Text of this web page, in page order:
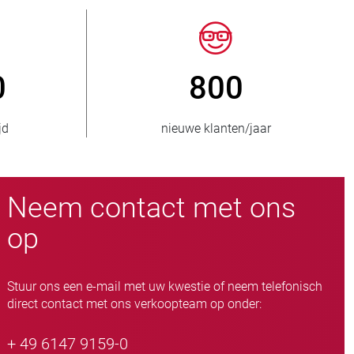
> 15.000
slangafsluiteruitvoeringen
Neem contact met ons
op
Stuur ons een e-mail met uw kwestie of neem telefonisch
direct contact met ons verkoopteam op onder:
+ 49 6147 9159-0